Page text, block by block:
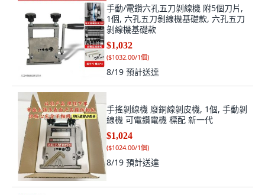
手動/電鑽六孔五刀剝線機 附5個刀片,
1個, 六孔五刀剝線機基礎款, 六孔五刀
剝線機基礎款
$1,032
($1032.00/1個)
8/19 預計送達
手搖剝線機 廢銅線剝皮機, 1個, 手動剝
線機 可電鑽電機 標配 新一代
$1,024
($1024.00/1個)
8/19 預計送達